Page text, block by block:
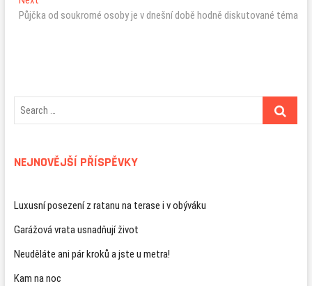
příspěvek
post:
Půjčka od soukromé osoby je v dnešní době hodně diskutované téma
NEJNOVĚJŠÍ PŘÍSPĚVKY
Luxusní posezení z ratanu na terase i v obýváku
Garážová vrata usnadňují život
Neuděláte ani pár kroků a jste u metra!
Kam na noc